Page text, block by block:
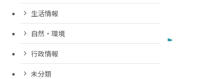
生活情報
自然・環境
行政情報
未分類